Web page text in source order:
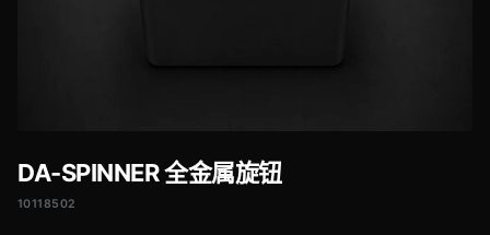
DA-SPINNER 全金属旋钮
10118502